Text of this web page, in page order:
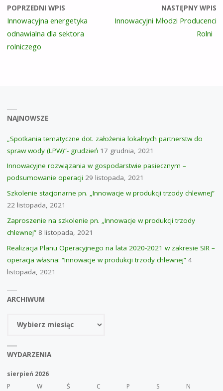
POPRZEDNI WPIS
Innowacyjna energetyka
odnawialna dla sektora
rolniczego
NASTĘPNY WPIS
Innowacyjni Młodzi Producenci
Rolni
NAJNOWSZE
„Spotkania tematyczne dot. założenia lokalnych partnerstw do
spraw wody (LPW)”- grudzień 17 grudnia, 2021
Innowacyjne rozwiązania w gospodarstwie pasiecznym –
podsumowanie operacji 29 listopada, 2021
Szkolenie stacjonarne pn. „Innowacje w produkcji trzody chlewnej”
22 listopada, 2021
Zaproszenie na szkolenie pn. „Innowacje w produkcji trzody
chlewnej” 8 listopada, 2021
Realizacja Planu Operacyjnego na lata 2020-2021 w zakresie SIR –
operacja własna: “Innowacje w produkcji trzody chlewnej” 4
listopada, 2021
ARCHIWUM
WYDARZENIA
sierpień 2026
P
W Ś C P S
N